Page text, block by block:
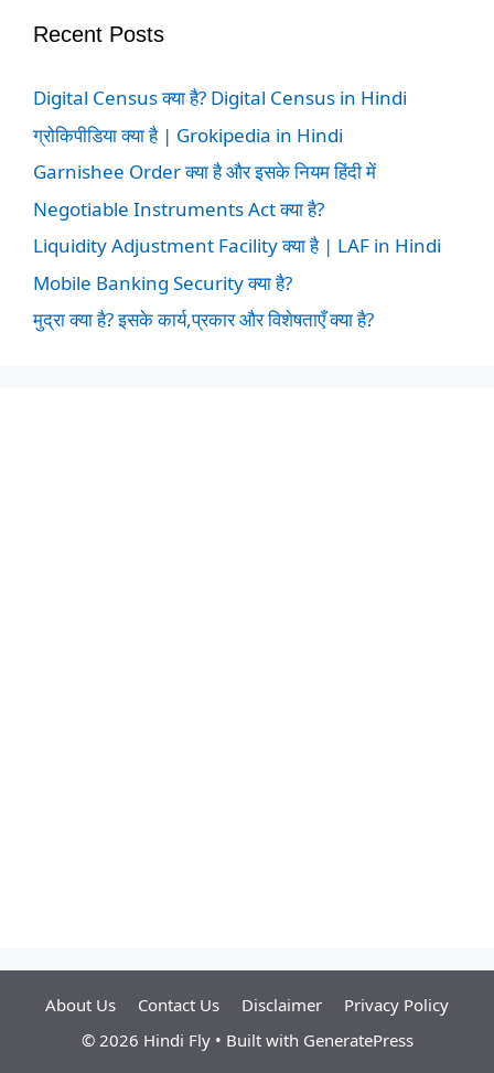
Recent Posts
Digital Census क्या है? Digital Census in Hindi
ग्रोकिपीडिया क्या है | Grokipedia in Hindi
Garnishee Order क्या है और इसके नियम हिंदी में
Negotiable Instruments Act क्या है?
Liquidity Adjustment Facility क्या है | LAF in Hindi
Mobile Banking Security क्या है?
मुद्रा क्या है? इसके कार्य,प्रकार और विशेषताएँ क्या है?
About Us Contact Us Disclaimer
Privacy Policy
© 2026 Hindi Fly• Built with GeneratePress